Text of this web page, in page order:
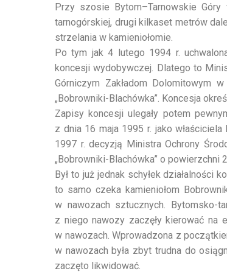
Przy szosie Bytom–Tarnowskie
tarnogórskiej, drugi kilkaset metrów
strzelania w kamieniołomie.
Po tym jak 4 lutego 1994 r.
koncesji wydobywczej. Dlatego to
Górniczym Zakładom Dolomitowym
„Bobrowniki-Blachówka”. Koncesja
Zapisy koncesji ulegały potem
z dnia 16 maja 1995 r. jako
1997 r. decyzją Ministra Ochrony
„Bobrowniki-Blachówka” o powierzchni
Był to już jednak schyłek działalności
to samo czeka kamieniołom
w nawozach sztucznych. Bytomsko-
z niego nawozy zaczęły kierować na
w nawozach. Wprowadzona z
w nawozach była zbyt trudna do
zaczęto likwidować.